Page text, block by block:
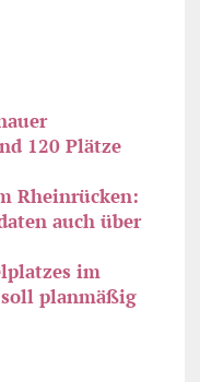
120 Plätze
Rheinrücken:
auch über
im
soll planmäßig